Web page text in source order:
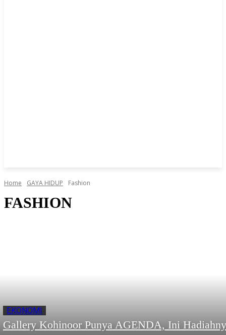
Home GAYA HIDUP Fashion
FASHION
EKONOMI
Gallery Kohinoor Punya AGENDA, Ini